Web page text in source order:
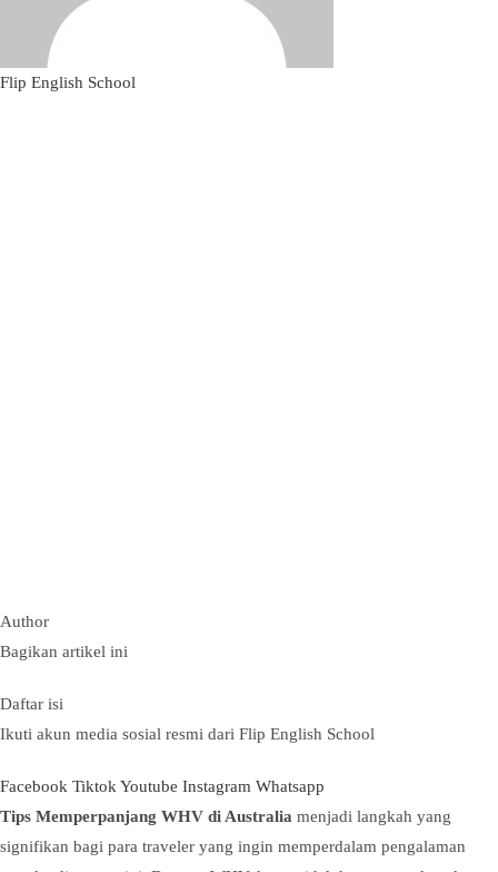
Flip English School
Author
Bagikan artikel ini
Daftar isi
Ikuti akun media sosial resmi dari Flip English School
Facebook Tiktok Youtube Instagram Whatsapp
Tips Memperpanjang WHV di Australia menjadi langkah yang
signifikan bagi para traveler yang ingin memperdalam pengalaman